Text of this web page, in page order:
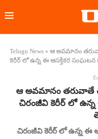
Telugu News » ఆ అవమానం
కెరీర్ లో ఉన్న ఈ ఆసక్తికర సంఘటన
ఆ అవమానం తరువాతే
చిరంజీవి కెరీర్ లో ఉన్న
చిరంజీవి కెరీర్ లో ఉన్న ఈ